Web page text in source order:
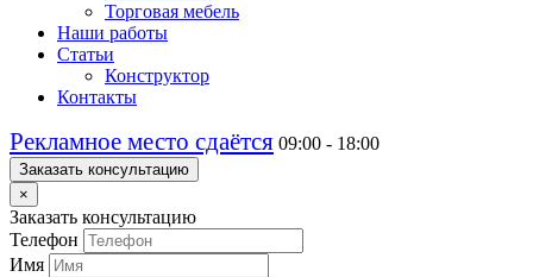
Торговая мебель
Наши работы
Статьи
Конструктор
Контакты
Рекламное место сдаётся 09:00 - 18:00
Заказать консультацию
×
Заказать консультацию
Телефон
Имя